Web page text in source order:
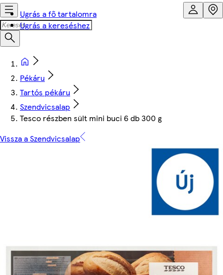
Ugrás a fő tartalomra
Ugrás a kereséshez
Pékáru
Tartós pékáru
Szendvicsalap
Tesco részben sült mini buci 6 db 300 g
Vissza a Szendvicsalap